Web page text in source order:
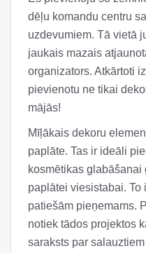
dēļu komandu centru
uzdevumiem. Tā vietā
jaukais mazais
organizators. Atkārtoti
pievienotu ne tikai
mājās!
Mīļākais dekoru
paplāte. Tas ir ideāli
kosmētikas
paplātei viesistabai.
patiešām pieņemams.
notiek tādos projektos
saraksts par